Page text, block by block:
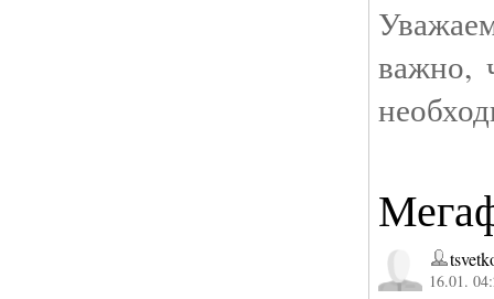
важно,
16.01.